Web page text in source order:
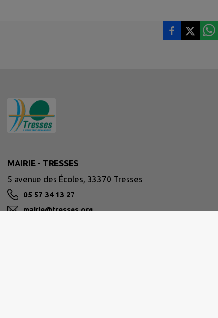
MAIRIE - TRESSES
5 avenue des Écoles, 33370 Tresses
05 57 34 13 27
mairie@tresses.org